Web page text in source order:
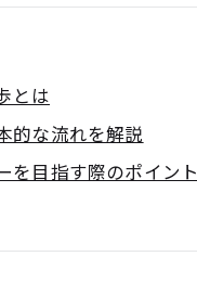
とは
的な流れを解説
を目指す際のポイント
は
構えと準備